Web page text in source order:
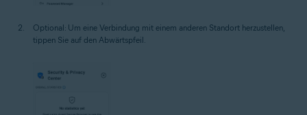
Optional: Um eine Verbindung mit einem anderen Standort herzustellen,
tippen Sie auf den Abwärtspfeil.